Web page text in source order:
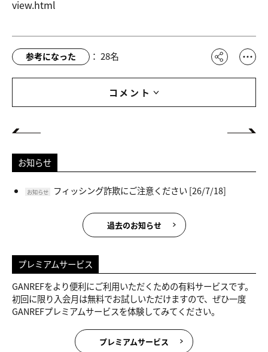
view.html
参考になった ： 28名
コメント
お知らせ
お知らせ フィッシング詐欺にご注意ください[26/7/18]
過去のお知らせ
プレミアムサービス
GANREFをより便利にご利用いただくための有料サービスです。
初回に限り入会月は無料でお試しいただけますので、ぜひ一度
GANREFプレミアムサービスを体験してみてください。
プレミアムサービス